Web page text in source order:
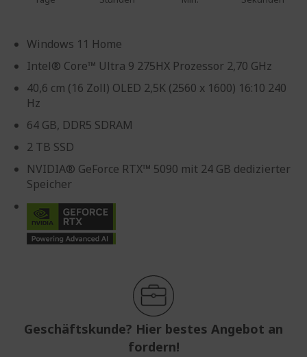
Windows 11 Home
Intel® Core™ Ultra 9 275HX Prozessor 2,70 GHz
40,6 cm (16 Zoll) OLED 2,5K (2560 x 1600) 16:10 240
Hz
64 GB, DDR5 SDRAM
2 TB SSD
NVIDIA® GeForce RTX™ 5090 mit 24 GB dedizierter
Speicher
Geschäftskunde? Hier bestes Angebot an
fordern!